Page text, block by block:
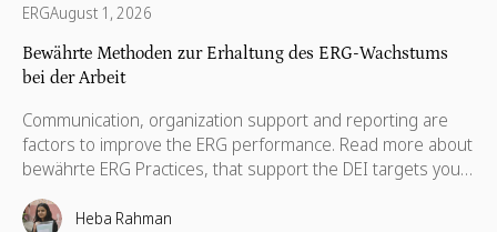
ERGAugust 1, 2026
Bewährte Methoden zur Erhaltung des ERG-Wachstums
bei der Arbeit
Communication, organization support and reporting are
factors to improve the ERG performance. Read more about
bewährte ERG Practices, that support the DEI targets your
company.
Heba Rahman